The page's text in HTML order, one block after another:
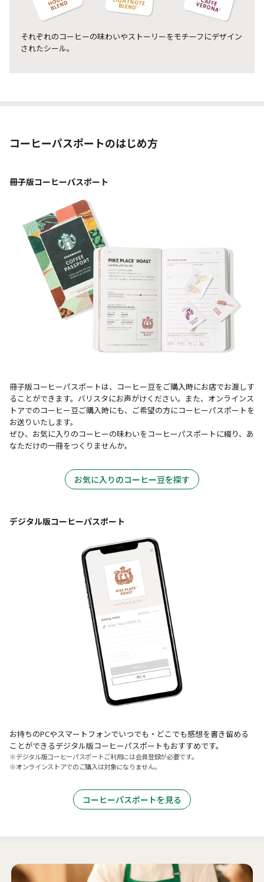
それぞれのコーヒーの味わいやストーリーをモチーフにデザイン
されたシール。
コーヒーパスポートのはじめ方
冊子版コーヒーパスポート
冊子版コーヒーパスポートは、コーヒー豆をご購入時にお店でお渡しす
ることができます。バリスタにお声がけください。また、オンラインス
トアでのコーヒー豆ご購入時にも、ご希望の方にコーヒーパスポートを
お送りいたします。
ぜひ、お気に入りのコーヒーの味わいをコーヒーパスポートに綴り、あ
なただけの一冊をつくりませんか。
お気に入りのコーヒー豆を探す
デジタル版コーヒーパスポート
お持ちのPCやスマートフォンでいつでも・どこでも感想を書き留める
ことができるデジタル版コーヒーパスポートもおすすめです。
デジタル版コーヒーパスポートご利用には会員登録が必要です。
オンラインストアでのご購入は対象になりません。
コーヒーパスポートを見る